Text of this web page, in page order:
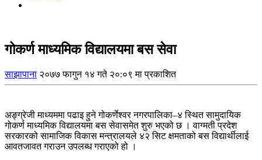
गोकर्ण माध्यमिक विद्यालयमा बस सेवा
साझापाना २०७७ फागुन १४ गते २०:०९ मा प्रकाशित
अङ्ग्रेजी माध्यममा पढाइ हुने गोकर्णेश्वर नगरपालिका–४ स्थित सामुदायिक
गोकर्ण माध्यमिक विद्यालयमा बस सेवासमेत शुरु भएको छ । वाग्मती प्रदेश
सरकारको सामाजिक विकास मन्त्रालयले ४२ सिट क्षमताको बस विद्यार्थीलाई
आवतजावत गराउन उपलब्ध गराएको हो ।